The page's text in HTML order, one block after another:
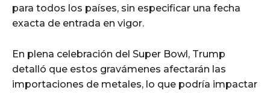
para todos los países, sin especificar una fecha
exacta de entrada en vigor.
En plena celebración del Super Bowl, Trump
detalló que estos gravámenes afectarán las
importaciones de metales, lo que podría impactar